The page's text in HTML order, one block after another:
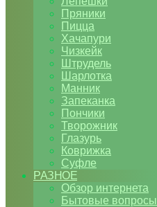
Пряники
Пицца
Хачапури
Чизкейк
Штрудель
Шарлотка
Манник
Запеканка
Пончики
Творожник
Глазурь
Коврижка
Суфле
РАЗНОЕ
Обзор интернета
Бытовые вопросы